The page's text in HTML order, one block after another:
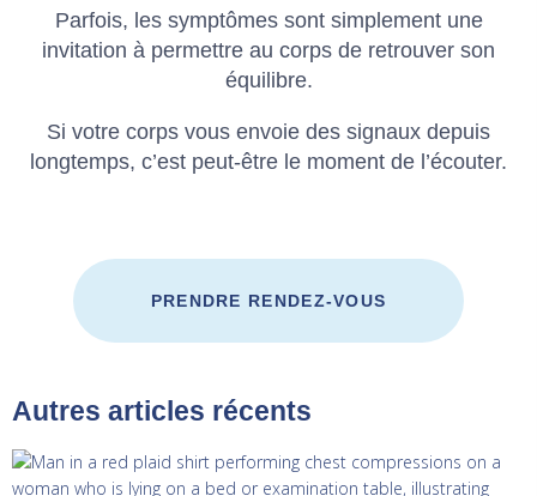
Parfois, les symptômes sont simplement une
invitation à permettre au corps de retrouver son
équilibre.
Si votre corps vous envoie des signaux depuis
longtemps, c’est peut-être le moment de l’écouter.
PRENDRE RENDEZ-VOUS
Autres articles récents